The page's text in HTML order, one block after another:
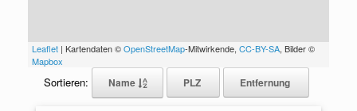
Leaflet | Kartendaten ©OpenStreetMap-Mitwirkende, CC-BY-SA, Bilder ©
Mapbox
Sortieren: Name PLZ Entfernung